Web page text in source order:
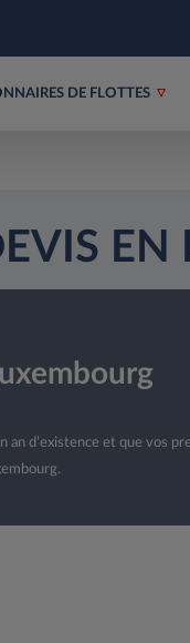
DE FLOTTES
EN
d’existence et que vos